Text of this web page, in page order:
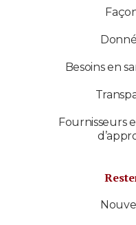
Besoins en
Fournisseurs